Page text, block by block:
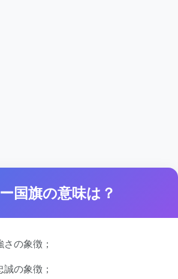
国旗の意味は？
の象徴；
誠の象徴；